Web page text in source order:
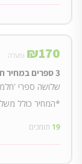
₪170 ומעלה
3 ספרים במחיר חלום
שלושה ספרי
*המחיר כולל
19 תומכים